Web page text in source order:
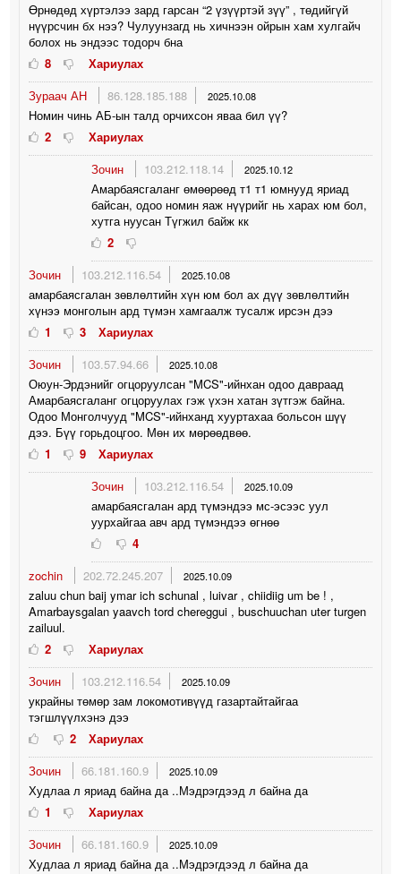
Өрнөдөд хүртэлээ зард гарсан “2 үзүүртэй зүү” , төдийгүй
нүүрсчин бх нээ? Чулуунзагд нь хичнээн ойрын хам хулгайч
болох нь эндээс тодорч бна
8
Хариулах
Зураач АН
86.128.185.188 2025.10.08
Номин чинь АБ-ын талд орчихсон яваа бил үү?
2
Хариулах
Зочин
103.212.118.14 2025.10.12
Амарбаясгаланг өмөөрөөд т1 т1 юмнууд яриад
байсан, одоо номин яаж нүүрийг нь харах юм бол,
хутга нуусан Түгжил байж кк
2
Зочин
103.212.116.54 2025.10.08
амарбаясгалан зөвлөлтийн хүн юм бол ах дүү зөвлөлтийн
хүнээ монголын ард түмэн хамгаалж тусалж ирсэн дээ
1
3
Хариулах
Зочин
103.57.94.66 2025.10.08
Оюун-Эрдэнийг огцоруулсан "MCS"-ийнхан одоо давраад
Амарбаясгаланг огцоруулах гэж үхэн хатан зүтгэж байна.
Одоо Монголчууд "MCS"-ийнханд хууртахаа больсон шүү
дээ. Бүү горьдоцгоо. Мөн их мөрөөдвөө.
1
9
Хариулах
Зочин
103.212.116.54 2025.10.09
амарбаясгалан ард түмэндээ мс-эсээс уул
уурхайгаа авч ард түмэндээ өгнөө
4
zochin
202.72.245.207 2025.10.09
zaluu chun baij ymar ich schunal , luivar , chiidiig um be ! ,
Amarbaysgalan yaavch tord chereggui , buschuuchan uter turgen
zailuul.
2
Хариулах
Зочин
103.212.116.54 2025.10.09
украйны төмөр зам локомотивүүд газартайтайгаа
тэгшлүүлхэнэ дээ
2
Хариулах
Зочин
66.181.160.9 2025.10.09
Худлаа л яриад байна да ..Мэдрэгдээд л байна да
1
Хариулах
Зочин
66.181.160.9 2025.10.09
Худлаа л яриад байна да ..Мэдрэгдээд л байна да